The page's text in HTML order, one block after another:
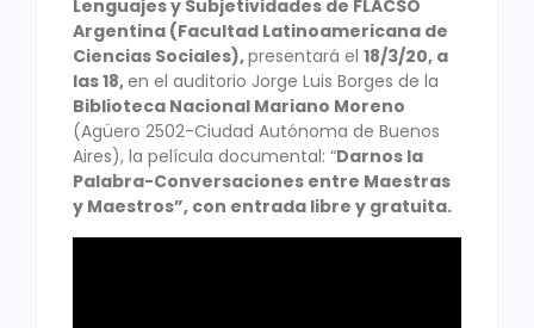
Lenguajes y Subjetividades de FLACSO
Argentina (Facultad Latinoamericana de
Ciencias Sociales),presentará el 18/3/20, a
las 18,en el auditorio Jorge Luis Borges de la
Biblioteca Nacional Mariano Moreno
(Agüero 2502-Ciudad Autónoma de Buenos
Aires), la película documental: “Darnos la
Palabra-Conversaciones entre Maestras
y Maestros”, con entrada libre y gratuita.